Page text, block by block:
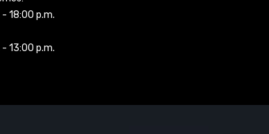
18:00 p.m.
13:00 p.m.